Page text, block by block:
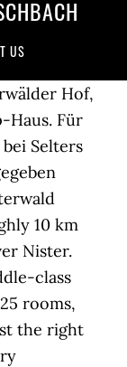
US
Hof,
Haus. Für
Selters
10 km
Nister.
class
rooms,
the right